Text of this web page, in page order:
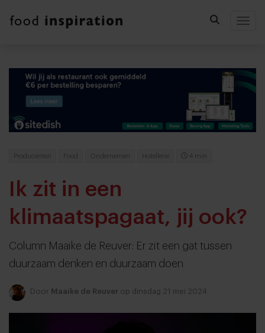
Producenten Food Ondernemen Hotellerie 4 min
Ik zit in een
klimaatspagaat, jij ook?
Column Maaike de Reuver: Er zit een gat tussen
duurzaam denken en duurzaam doen
Door Maaike de Reuver op dinsdag 21 mei 2024